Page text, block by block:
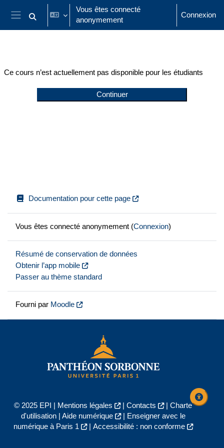
Passer au contenu principal
Panneau latéral
Activer/désactiver la saisie de recherche
Vous êtes connecté
anonymement
Connexion
Ce cours n’est actuellement pas disponible pour les étudiants
Continuer
Documentation pour cette page
Vous êtes connecté anonymement (Connexion)
Résumé de conservation de données
Obtenir l’app mobile
Passer au thème standard
Fourni par Moodle
© 2025 EPI | Mentions légales | Contacts | Charte
d'utilisation| Aide numérique |
Enseigner avec le
numérique à Paris 1
| Accessibilité : non conforme